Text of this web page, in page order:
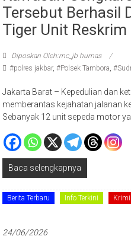
Tersebut Berhasil
Tiger Unit
Diposkan Oleh:mc_jb humas
#polres jakbar,#Polsek Tambora ,
Jakarta Barat – Kepedulian dan
memberantas kejahatan jalanan
Sebanyak 12 unit sepeda motor
Baca selengkapnya
Berita Terbaru Info Terkini
24/06/2026